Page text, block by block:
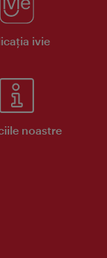
ivie
noastre